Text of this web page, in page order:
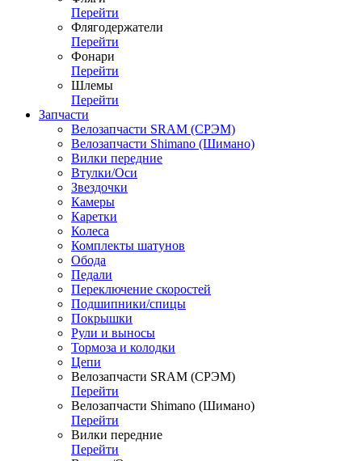
Перейти
Флягодержатели
Перейти
Фонари
Перейти
Шлемы
Перейти
Запчасти
Велозапчасти SRAM (СРЭМ)
Велозапчасти Shimano (Шимано)
Вилки передние
Втулки/Оси
Звездочки
Камеры
Каретки
Колеса
Комплекты шатунов
Обода
Педали
Переключение скоростей
Подшипники/спицы
Покрышки
Рули и выносы
Тормоза и колодки
Цепи
Велозапчасти SRAM (СРЭМ)
Перейти
Велозапчасти Shimano (Шимано)
Перейти
Вилки передние
Перейти